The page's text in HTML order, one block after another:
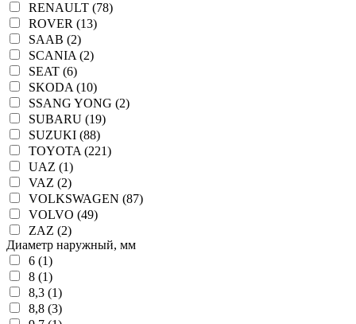
RENAULT (78)
ROVER (13)
SAAB (2)
SCANIA (2)
SEAT (6)
SKODA (10)
SSANG YONG (2)
SUBARU (19)
SUZUKI (88)
TOYOTA (221)
UAZ (1)
VAZ (2)
VOLKSWAGEN (87)
VOLVO (49)
ZAZ (2)
Диаметр наружный, мм
6 (1)
8 (1)
8,3 (1)
8,8 (3)